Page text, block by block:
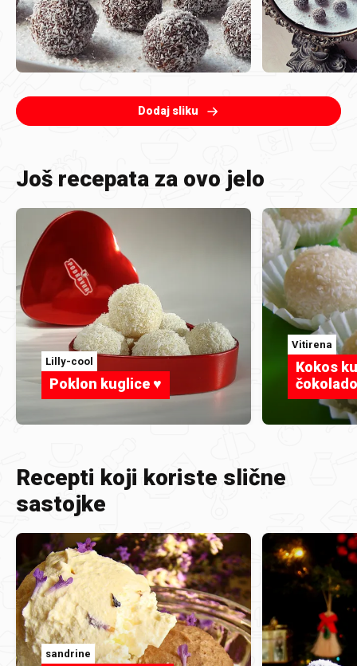
Dodaj sliku
Još recepata za ovo jelo
Lilly-cool
Poklon kuglice ♥
Vitirena
Kokos
Recepti koji koriste slične
sastojke
sandrine